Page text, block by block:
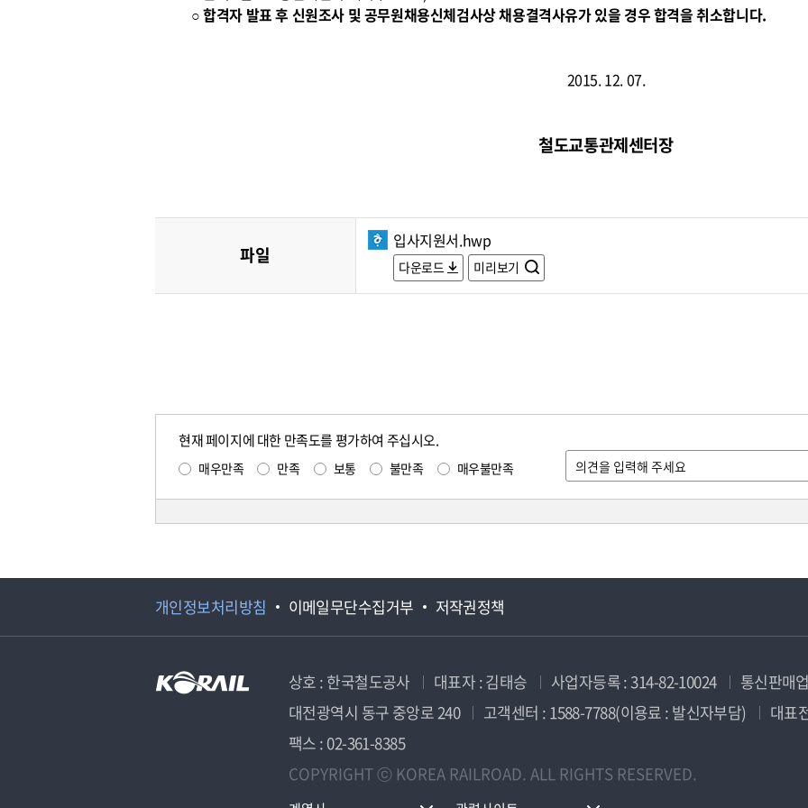
○ 합격자 발표 후 신원조사 및 공무원채용신체검사상 채용결격사유가 있을 경우 합격을 취소합니다.
2015. 12. 07.
철도교통관제센터장
파일
입사지원서.hwp
다운로드 미리보기
현재 페이지에 대한 만족도를 평가하여 주십시오.
매우만족 만족 보통 불만족 매우불만족
개인정보처리방침 이메일무단수집거부 저작권정책
상호 : 한국철도공사 대표자 : 김태승 사업자등록 : 314-82-10024
통신판매
대전광역시 동구 중앙로 240
고객센터 : 1588-7788(이용료 : 발신자부담)
대표
팩스 : 02-361-8385
COPYRIGHT ⓒ KOREA RAILROAD. ALL RIGHTS RESERVED.